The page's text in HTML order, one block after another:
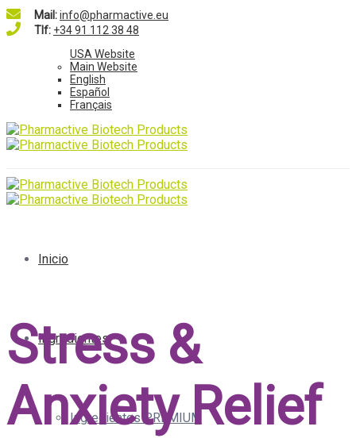
Mail:info@pharmactive.eu
Tlf: +34 91 112 38 48
USA Website
Main Website
English
Español
Français
Inicio
Ingredientes
Ingredientes PREMIUM
Stress &
Anxiety Relief